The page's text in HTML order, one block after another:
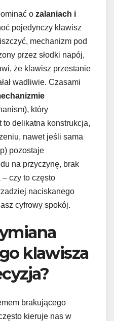
o zalaniach i
pojedynczy klawisz
mechanizm pod
przez słodki napój,
że klawisz przestanie
wadliwie. Czasami
który
to delikatna konstrukcja,
nawet jeśli sama
pozostaje
na przyczynę, brak
czy to często
naciskanego
cyfrowy spokój.
klawisza
brakującego
kieruje nas w